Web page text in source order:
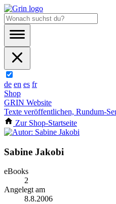
de en es fr
Shop
GRIN Website
Texte veröffentlichen, Rundum-
Zur Shop-Startseite
Sabine Jakobi
eBooks
2
Angelegt am
8.8.2006